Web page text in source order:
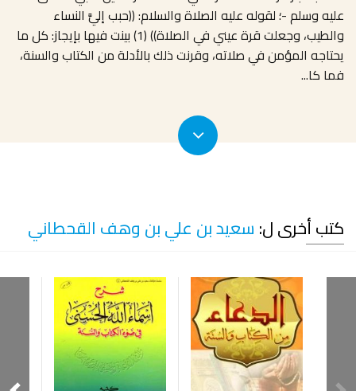
عليه وسلم -؛ لقوله عليه الصلاة والسلام: ((حبب إليَّ النساء
والطيب، وجعلت قرة عيني في الصلاة)) (1) بينت فيها بإيجاز: كل ما
يحتاجه المؤمن في صلاته، وقرنت ذلك بالأدلة من الكتاب والسنة،
فما كا...
كتب أخرى ل: سعيد بن علي بن وهف القحطاني